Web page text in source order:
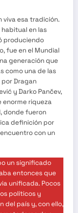
viva esa tradición.
en las
produciendo
fue en el Mundial
generación que
como una de las
Dragan
y Darko Pančev,
enorme riqueza
donde fueron
definición por
con un
un significado
entonces que
unificada. Pocos
políticos y
del país y, con ello,